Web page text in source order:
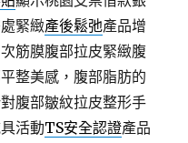
緊緻產後鬆弛產品增
筋膜腹部拉皮緊緻腹
整美感，腹部脂肪的
腹部皺紋拉皮整形手
活動TS安全認證產品